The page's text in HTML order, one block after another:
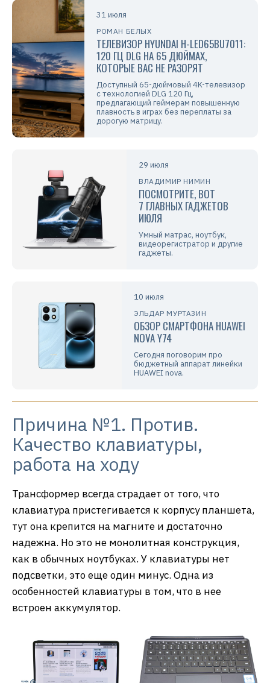
31 июля
РОМАН БЕЛЫХ
ТЕЛЕВИЗОР HYUNDAI H-LED65BU7011:
120 ГЦ DLG НА 65 ДЮЙМАХ,
КОТОРЫЕ ВАС НЕ РАЗОРЯТ
Доступный 65-дюймовый 4K-телевизор
с технологией DLG 120 Гц,
предлагающий геймерам повышенную
плавность в играх без переплаты за
дорогую матрицу.
29 июля
ВЛАДИМИР НИМИН
ПОСМОТРИТЕ, ВОТ
7 ГЛАВНЫХ ГАДЖЕТОВ
ИЮЛЯ
Умный матрас, ноутбук,
видеорегистратор и другие
гаджеты.
10 июля
ЭЛЬДАР МУРТАЗИН
ОБЗОР СМАРТФОНА HUAWEI
NOVA Y74
Сегодня поговорим про
бюджетный аппарат линейки
HUAWEI nova.
Причина №1. Против.
Качество клавиатуры,
работа на ходу
Трансформер всегда страдает от того, что
клавиатура пристегивается к корпусу планшета,
тут она крепится на магните и достаточно
надежна. Но это не монолитная конструкция,
как в обычных ноутбуках. У клавиатуры нет
подсветки, это еще один минус. Одна из
особенностей клавиатуры в том, что в нее
встроен аккумулятор.